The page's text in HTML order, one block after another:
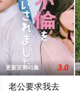
更新至第01集 3.0
老公要求我去